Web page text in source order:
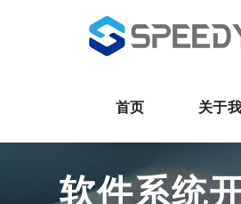
首页 关于
软件系统